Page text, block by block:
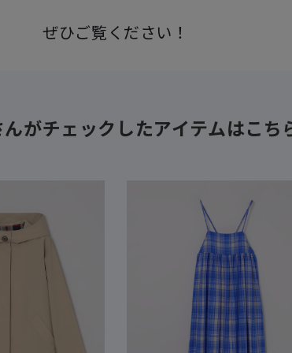
ぜひご覧ください！
んがチェックしたアイテムはこち